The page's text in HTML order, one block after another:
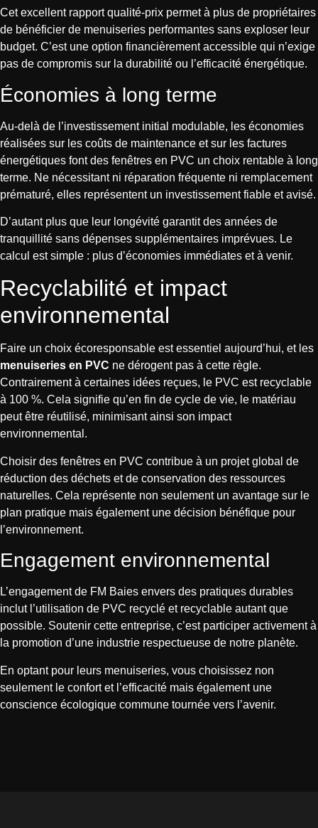
Cet excellent rapport qualité-prix permet à plus de propriétaires
de bénéficier de menuiseries performantes sans exploser leur
budget. C’est une option financièrement accessible qui n’exige
pas de compromis sur la durabilité ou l’efficacité énergétique.
Économies à long terme
Au-delà de l’investissement initial modulable, les économies
réalisées sur les coûts de maintenance et sur les factures
énergétiques font des fenêtres en PVC un choix rentable à long
terme. Ne nécessitant ni réparation fréquente ni remplacement
prématuré, elles représentent un investissement fiable et avisé.
D’autant plus que leur longévité garantit des années de
tranquillité sans dépenses supplémentaires imprévues. Le
calcul est simple : plus d’économies immédiates et à venir.
Recyclabilité et impact
environnemental
Faire un choix écoresponsable est essentiel aujourd’hui, et les
menuiseries en PVC ne dérogent pas à cette règle.
Contrairement à certaines idées reçues, le PVC est recyclable
à 100 %. Cela signifie qu’en fin de cycle de vie, le matériau
peut être réutilisé, minimisant ainsi son impact
environnemental.
Choisir des fenêtres en PVC contribue à un projet global de
réduction des déchets et de conservation des ressources
naturelles. Cela représente non seulement un avantage sur le
plan pratique mais également une décision bénéfique pour
l’environnement.
Engagement environnemental
L’engagement de FM Baies envers des pratiques durables
inclut l’utilisation de PVC recyclé et recyclable autant que
possible. Soutenir cette entreprise, c’est participer activement à
la promotion d’une industrie respectueuse de notre planète.
En optant pour leurs menuiseries, vous choisissez non
seulement le confort et l’efficacité mais également une
conscience écologique commune tournée vers l’avenir.